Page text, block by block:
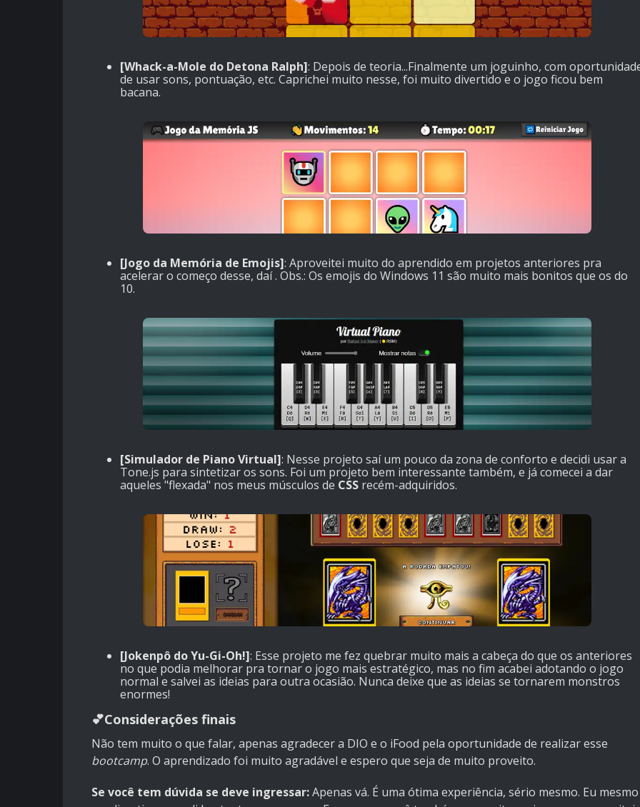
[Whack-a-Mole do Detona Ralph]: Depois de teoria...Finalmente um joguinho, com
de usar sons, pontuação, etc. Caprichei muito nesse, foi muito divertido e o jogo ficou bem
bacana.
[Jogo da Memória de Emojis]: Aproveitei muito do aprendido em projetos anteriores pra
acelerar o começo desse, daí . Obs.: Os emojis do Windows 11 são muito mais bonitos que os do
10.
[Simulador de Piano Virtual]: Nesse projeto saí um pouco da zona de conforto e decidi usar a
Tone.js para sintetizar os sons. Foi um projeto bem interessante também, e já comecei a dar
aqueles "flexada" nos meus músculos de CSS recém-adquiridos.
[Jokenpô do Yu-Gi-Oh!]: Esse projeto me fez quebrar muito mais a cabeça do que os anteriores
no que podia melhorar pra tornar o jogo mais estratégico, mas no fim acabei adotando o jogo
normal e salvei as ideias para outra ocasião. Nunca deixe que as ideias se tornarem monstros
enormes!
💕Considerações finais
Não tem muito o que falar, apenas agradecer a DIO e o iFood pela oportunidade de realizar esse
bootcamp. O aprendizado foi muito agradável e espero que seja de muito proveito.
Se você tem dúvida se deve ingressar:Apenas vá. É uma ótima experiência, sério mesmo. Eu mesmo